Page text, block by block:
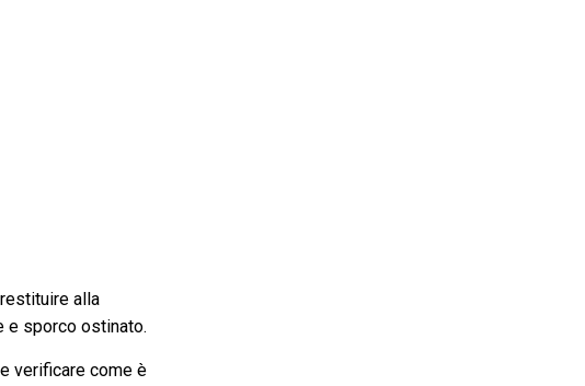
alla
e sporco ostinato.
verificare come è